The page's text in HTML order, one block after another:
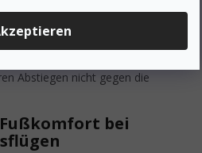
mit einem Spielraum von etwa
Abstiegen nicht gegen die
bei